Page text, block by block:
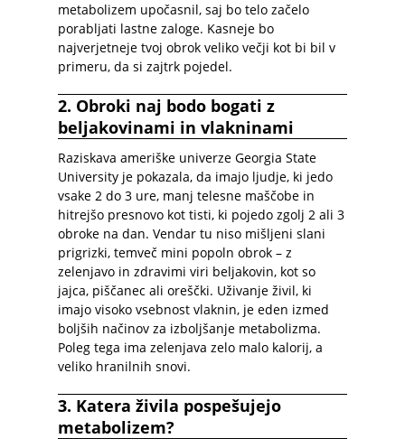
metabolizem upočasnil, saj bo telo začelo
porabljati lastne zaloge. Kasneje bo
najverjetneje tvoj obrok veliko večji kot bi bil v
primeru, da si zajtrk pojedel.
2. Obroki naj bodo bogati z
beljakovinami in vlakninami
Raziskava ameriške univerze Georgia State
University je pokazala, da imajo ljudje, ki jedo
vsake 2 do 3 ure, manj telesne maščobe in
hitrejšo presnovo kot tisti, ki pojedo zgolj 2 ali 3
obroke na dan. Vendar tu niso mišljeni slani
prigrizki, temveč mini popoln obrok – z
zelenjavo in zdravimi viri beljakovin, kot so
jajca, piščanec ali oreščki. Uživanje živil, ki
imajo visoko vsebnost vlaknin, je eden izmed
boljših načinov za izboljšanje metabolizma.
Poleg tega ima zelenjava zelo malo kalorij, a
veliko hranilnih snovi.
3. Katera živila pospešujejo
metabolizem?